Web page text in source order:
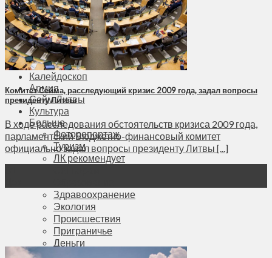
Клайпеда
Висагинас
Регионы
Соседи
Транспорт
Выбор читателей
Калейдоскоп
Армия
Сейм Литвы
Культура
Больше
Фоторепортаж
Туризм
ЛК рекомендует
Здравоохранение
Экология
Происшествия
Приграничье
Деньги
Комитет Сейма, расследующий кризис 2009 года, задал вопросы
президенту Литвы
В ходе расследования обстоятельств кризиса 2009 года,
парламентский Бюджетно-финансовый комитет
официально задал вопросы президенту Литвы [...]